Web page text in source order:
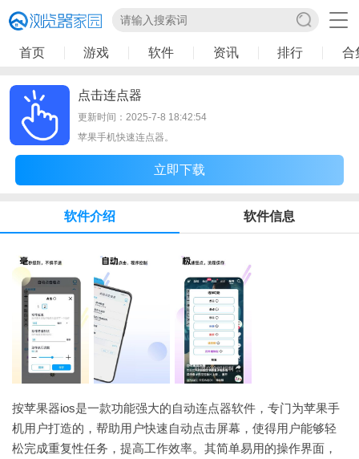
首页 游戏 软件 资讯 排行 合
点击连点器
更新时间：2025-7-8 18:42:54
苹果手机快速连点器。
立即下载
软件介绍 软件信息
按苹果器ios是一款功能强大的自动连点器软件，专门为苹果手
机用户打造的，帮助用户快速自动点击屏幕，使得用户能够轻
松完成重复性任务，提高工作效率。其简单易用的操作界面，